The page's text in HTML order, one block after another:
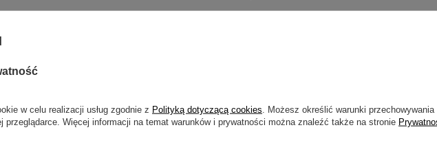
w celu realizacji usług zgodnie z Polityką dotyczącą cookies . Możesz określić warunki przechowywania
przeglądarce. Więcej informacji na temat warunków i prywatności można znaleźć także na stronie